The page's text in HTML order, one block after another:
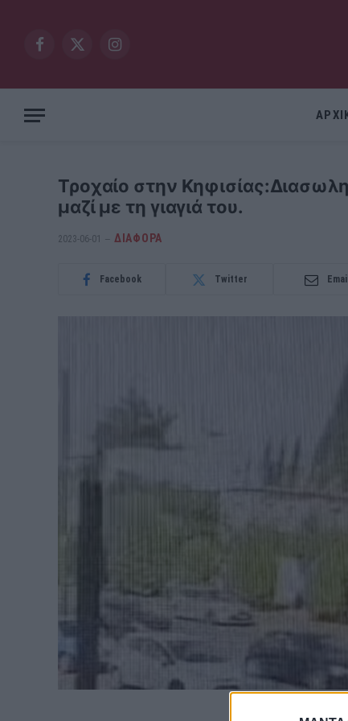
Facebook
X
Instagram
Τροχαίο στην
μαζί με τη γιαγιά του.
2023-06-01 ΔΙΆΦΟΡΑ
Facebook Twitter Email